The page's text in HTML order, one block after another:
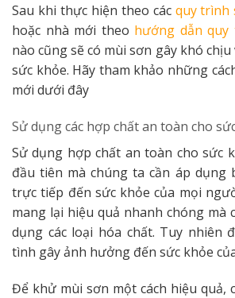
Sau khi thực hiện theo các quy trình
hoặc nhà mới theo hướng dẫn
nào cũng sẽ có mùi sơn gây khó
sức khỏe. Hãy tham khảo những
mới dưới đây
Sử dụng các hợp chất an toàn cho
Sử dụng hợp chất an toàn cho sức
đầu tiên mà chúng ta cần áp dụng
trực tiếp đến sức khỏe của mọi
mang lại hiệu quả nhanh chóng mà
dụng các loại hóa chất. Tuy nhiên
tình gây ảnh hưởng đến sức khỏe
Để khử mùi sơn một cách hiệu quả,